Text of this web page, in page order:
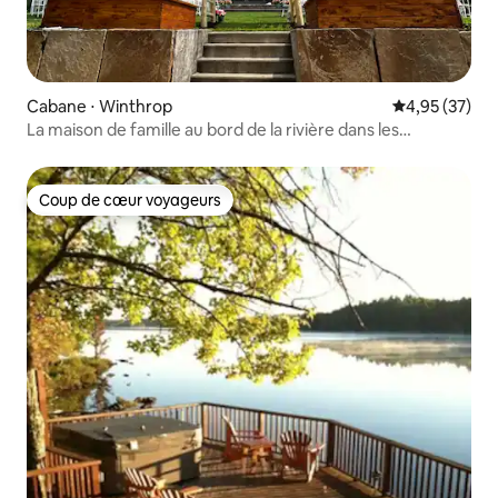
Cabane ⋅ Winthrop Évaluation
4,95 (37)
La maison de famille au bord de la rivière dans les
Coup de cœur voyageurs
Coup de cœur voyageurs